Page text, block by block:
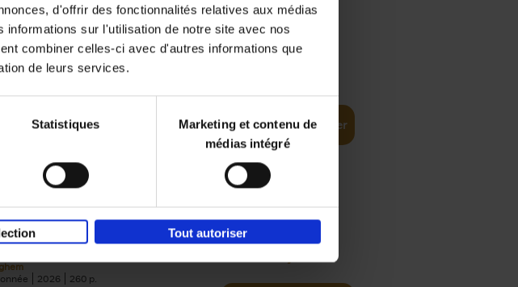
d'offrir des fonctionnalités relatives aux médias
sur l'utilisation de notre site avec nos
combiner celles-ci avec d'autres informations que
de leurs services.
Statistiques
Marketing et contenu de
médias intégré
Tout autoriser
like a PRO -
revised edition (EN)
Ajouter au panier
(ENG)
2026 260
€34,99